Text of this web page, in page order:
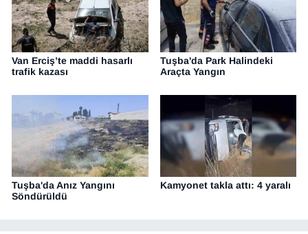
Van Erciş’te maddi hasarlı
trafik kazası
Tuşba'da Park Halindeki
Araçta Yangın
Tuşba'da Anız Yangını
Söndürüldü
Kamyonet takla attı: 4 yaralı